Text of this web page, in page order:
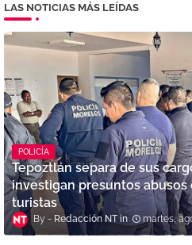
LAS NOTICIAS MÁS LEÍDAS
POLICÍA
Tepoztlán separa de sus
investigan presuntos
turistas
Redacción NT martes,